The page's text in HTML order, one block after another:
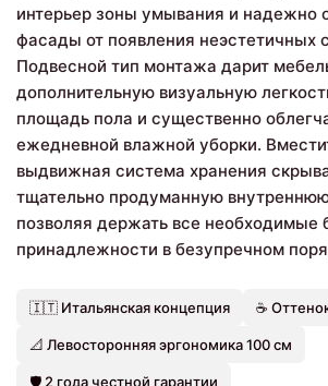
интерьер зоны умывания и надежно
фасады от появления неэстетичных
Подвесной тип монтажа дарит
дополнительную визуальную
площадь пола и существенно
ежедневной влажной уборки.
выдвижная система хранения
тщательно продуманную
позволяя держать все необходимые
принадлежности в безупречном
🇮🇹 Итальянская концепция ☕
📐 Левосторонняя эргономика 100 см
🛡️ 2 года честной гарантии